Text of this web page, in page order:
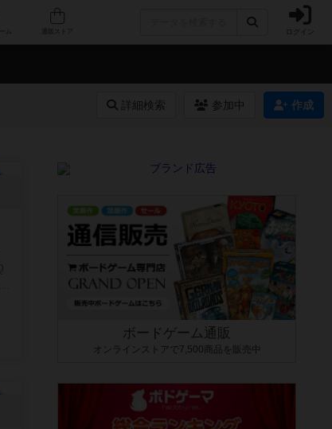
人気ボードゲーム ログイン
詳細検索 参加中 作成
ボードゲーム通販
オンラインストアで7,500商品を販売中